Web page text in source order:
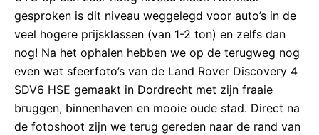
gesproken is dit niveau weggelegd voor auto’s in de
veel hogere prijsklassen (van 1-2 ton) en zelfs dan
nog! Na het ophalen hebben we op de terugweg nog
even wat sfeerfoto’s van de Land Rover Discovery 4
SDV6 HSE gemaakt in Dordrecht met zijn fraaie
bruggen, binnenhaven en mooie oude stad. Direct na
de fotoshoot zijn we terug gereden naar de rand van